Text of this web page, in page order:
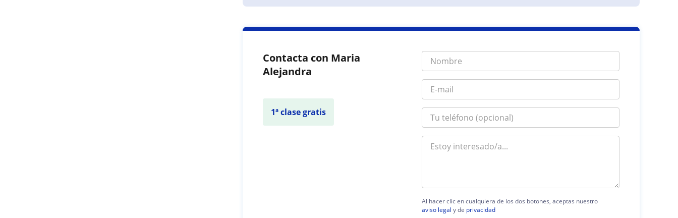
Contacta con Maria
Alejandra
1ª clase gratis
Al hacer clic en cualquiera de los dos botones, aceptas nuestro
aviso legal y de privacidad